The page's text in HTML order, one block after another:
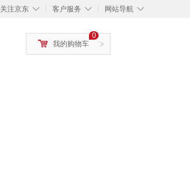
◇
关注京东 ◇
客户服务 ◇
网站导航
>
0
我的购物车